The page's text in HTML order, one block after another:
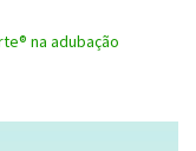
na adubação